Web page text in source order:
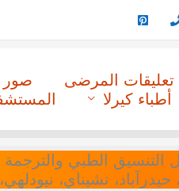
تعليقات المرضى صور
أطباء كيرلا
في مجال التنسيق
حيدرآباد، تشيناي،